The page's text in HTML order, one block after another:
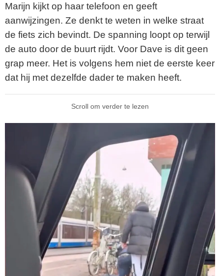
Marijn kijkt op haar telefoon en geeft
aanwijzingen. Ze denkt te weten in welke straat
de fiets zich bevindt. De spanning loopt op terwijl
de auto door de buurt rijdt. Voor Dave is dit geen
grap meer. Het is volgens hem niet de eerste keer
dat hij met dezelfde dader te maken heeft.
Scroll om verder te lezen